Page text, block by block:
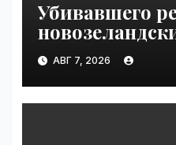
Убивавшего
одичавшего
после трех
VseTime.ru
АВГ 7, 2026